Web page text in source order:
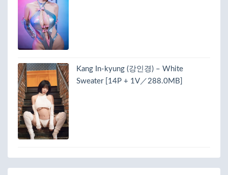
Kang In-kyung (강인경) – White
Sweater [14P + 1V／288.0MB]